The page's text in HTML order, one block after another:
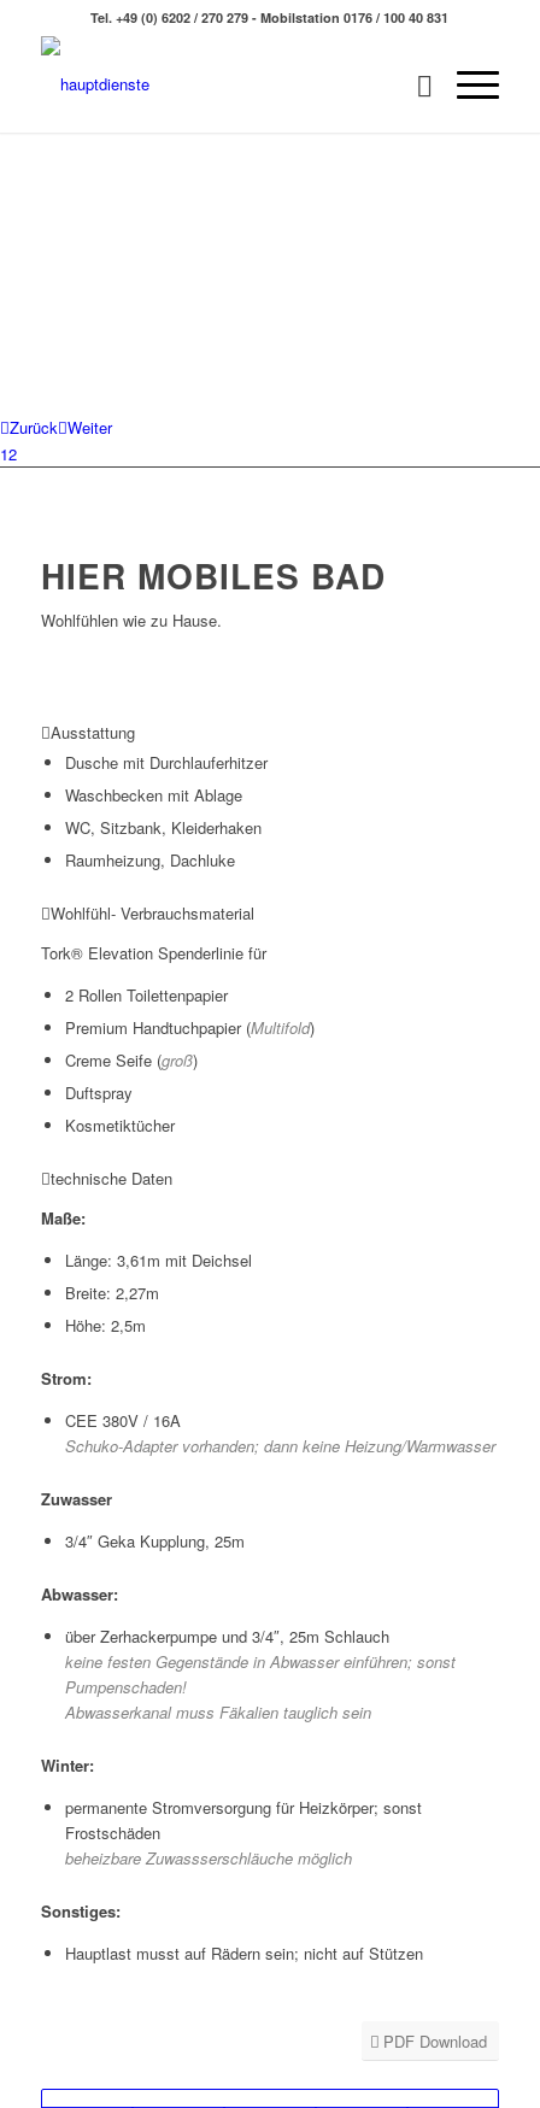
Tel. +49 (0) 6202 / 270 279 - Mobilstation 0176 / 100 40 831
Zurück Weiter
12
HIER MOBILES BAD
Wohlfühlen wie zu Hause.
Ausstattung
Dusche mit Durchlauferhitzer
Waschbecken mit Ablage
WC, Sitzbank, Kleiderhaken
Raumheizung, Dachluke
Wohlfühl- Verbrauchsmaterial
Tork® Elevation Spenderlinie für
2 Rollen Toilettenpapier
Premium Handtuchpapier (Multifold)
Creme Seife (groß)
Duftspray
Kosmetiktücher
technische Daten
Maße:
Länge: 3,61m mit Deichsel
Breite: 2,27m
Höhe: 2,5m
Strom:
CEE 380V / 16A
Schuko-Adapter vorhanden; dann keine Heizung/Warmwasser
Zuwasser
3/4″ Geka Kupplung, 25m
Abwasser:
über Zerhackerpumpe und 3/4″, 25m Schlauch
keine festen Gegenstände in Abwasser einführen; sonst
Pumpenschaden!
Abwasserkanal muss Fäkalien tauglich sein
Winter:
permanente Stromversorgung für Heizkörper; sonst
Frostschäden
beheizbare Zuwassserschläuche möglich
Sonstiges:
Hauptlast musst auf Rädern sein; nicht auf Stützen
PDF Download